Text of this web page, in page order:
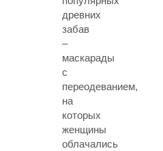
древних
забав
–
маскарады
с
переодеванием,
на
которых
женщины
облачались